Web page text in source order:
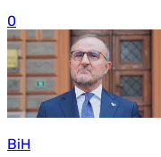
0
BiH